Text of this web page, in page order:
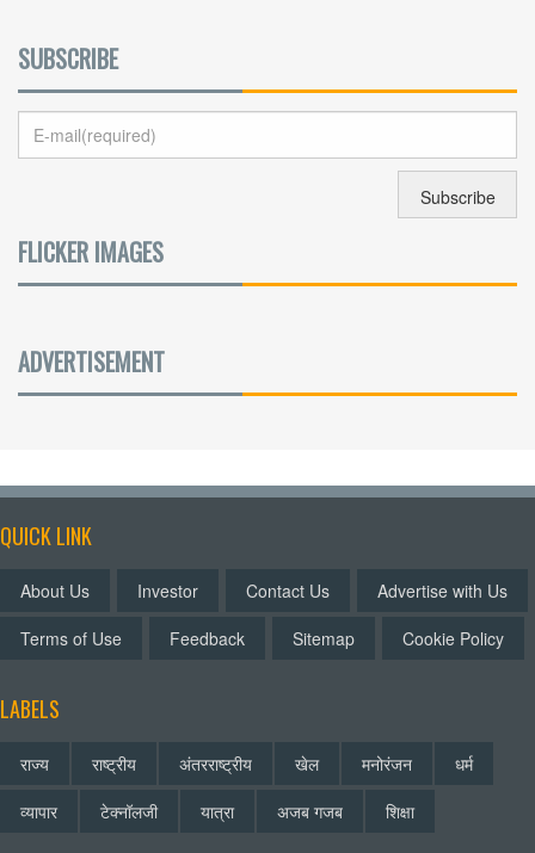
SUBSCRIBE
FLICKER IMAGES
ADVERTISEMENT
QUICK LINK
About Us Investor Contact Us
Advertise with Us
Terms of Use
Feedback Sitemap Cookie Policy
LABELS
राज्य राष्ट्रीय अंतरराष्ट्रीय खेल मनोरंजन
धर्म
व्यापार
टेक्नॉलजी यात्रा अजब गजब शिक्षा